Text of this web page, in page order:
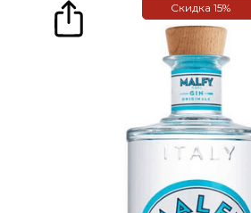
Рекомендуем
Пиво Guinness Draught 4,2% Can
Джин Gordon`s London Dry Gin 37,5%
Виски Talisker 10 YO Malt 45,8% in Box
Ром Captain Morgan White 37,5%
Водка Smirnoff Red Vodka 37,5%
Скидка 15%